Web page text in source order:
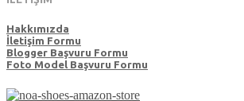
Hakkımızda
İletişim Formu
Blogger Başvuru Formu
Foto Model Başvuru Formu